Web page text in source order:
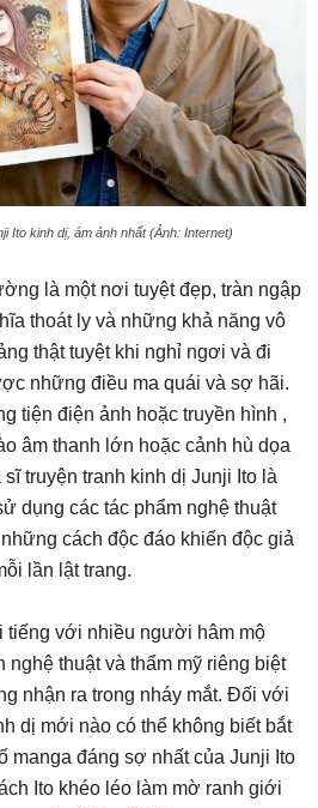
Ito kinh dị, ám ảnh nhất (Ảnh: Internet)
là một nơi tuyệt đẹp, tràn ngập
thoát ly và những khả năng vô
thật tuyệt khi nghỉ ngơi và đi
những điều ma quái và sợ hãi.
tiện điện ảnh hoặc truyền hình ,
âm thanh lớn hoặc cảnh hù dọa
truyện tranh kinh dị Junji Ito là
dụng các tác phẩm nghệ thuật
cách độc đáo khiến độc giả
lần lật trang.
tiếng với nhiều người hâm mộ
nghệ thuật và thẩm mỹ riêng biệt
nhận ra trong nháy mắt. Đối với
dị mới nào có thể không biết bắt
manga đáng sợ nhất của Junji Ito
Ito khéo léo làm mờ ranh giới